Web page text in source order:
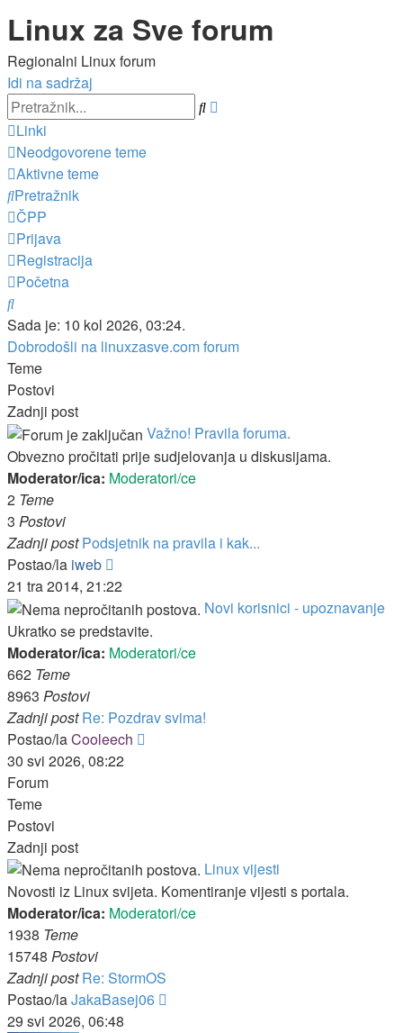
Linux za Sve forum
Regionalni Linux forum
Idi na sadržaj
Pretražnik
Linki
Neodgovorene teme
Aktivne teme
Pretražnik
ČPP
Prijava
Registracija
Početna
Pretražnik
Sada je: 10 kol 2026, 03:24.
Dobrodošli na linuxzasve.com forum
Teme
Postovi
Zadnji post
Važno! Pravila foruma.
Obvezno pročitati prije sudjelovanja u diskusijama.
Moderator/ica: Moderatori/ce
2 Teme
3 Postovi
Zadnji post Podsjetnik na pravila i kak...
Postao/la iweb
post
21 tra 2014, 21:22
Novi korisnici - upoznavanje
Ukratko se predstavite.
Moderator/ica: Moderatori/ce
662 Teme
8963 Postovi
Zadnji post Re: Pozdrav svima!
Postao/laCooleech
30 svi 2026, 08:22
Forum
Teme
Postovi
Zadnji post
Linux vijesti
Novosti iz Linux svijeta. Komentiranje vijesti s portala.
Moderator/ica: Moderatori/ce
1938 Teme
15748 Postovi
Zadnji post Re: StormOS
Postao/laJakaBasej06
29 svi 2026, 06:48